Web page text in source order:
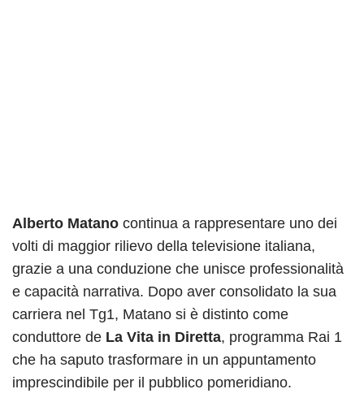
Alberto Matano continua a rappresentare uno dei
volti di maggior rilievo della televisione italiana,
grazie a una conduzione che unisce professionalità
e capacità narrativa. Dopo aver consolidato la sua
carriera nel Tg1, Matano si è distinto come
conduttore de La Vita in Diretta, programma Rai 1
che ha saputo trasformare in un appuntamento
imprescindibile per il pubblico pomeridiano.